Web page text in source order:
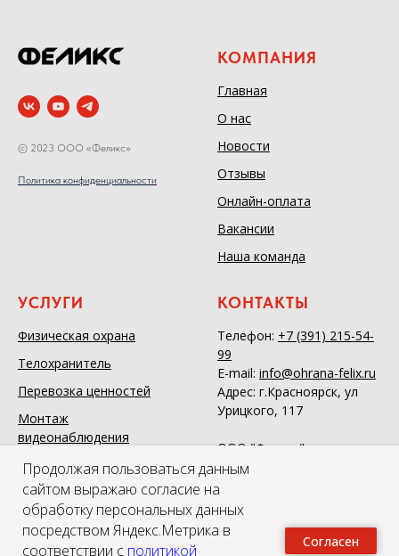
Продолжая пользоваться данным
сайтом выражаю согласие на
обработку персональных данных
посредством Яндекс.Метрика в
соответствии с политикой Согласен
© 2023 ООО «Феликс»
Политика конфиденциальности
КОМПАНИЯ
Главная
О нас
Новости
Отзывы
Онлайн-оплата
Вакансии
Наша команда
УСЛУГИ
Физическая охрана
Телохранитель
Перевозка ценностей
Монтаж
видеонаблюдения
Пультовая охрана
Охрана массовых
мероприятий
Системы контроля
КОНТАКТЫ
Телефон: +7 (391) 215-54-
99
E-mail: info@ohrana-felix.ru
Адрес: г.Красноярск, ул
Урицкого, 117
ОГРН 1022402652920
ИНН 2466043934